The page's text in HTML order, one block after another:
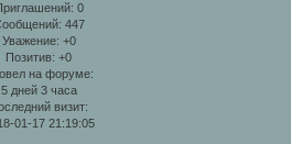
0
447
Уважение: +0
Позитив: +0
на форуме:
5 дней 3 часа
визит:
01-17 21:19:05